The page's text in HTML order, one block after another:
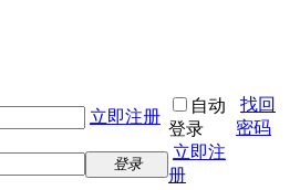
立即注册
自动
登录
找回
密码
登录
立即注
册